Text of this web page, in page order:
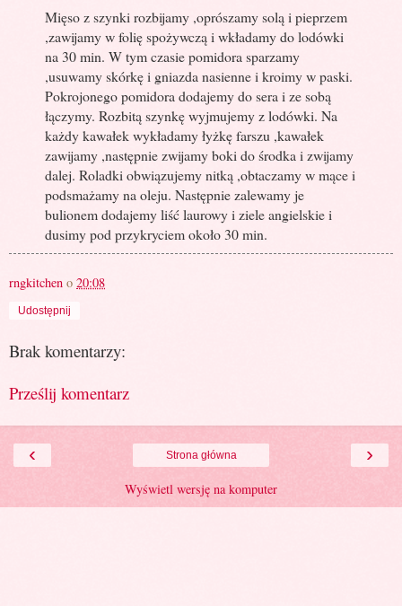
Mięso z szynki rozbijamy ,oprószamy solą i pieprzem
,zawijamy w folię spożywczą i wkładamy do lodówki
na 30 min. W tym czasie pomidora sparzamy
,usuwamy skórkę i gniazda nasienne i kroimy w paski.
Pokrojonego pomidora dodajemy do sera i ze sobą
łączymy. Rozbitą szynkę wyjmujemy z lodówki. Na
każdy kawałek wykładamy łyżkę farszu ,kawałek
zawijamy ,następnie zwijamy boki do środka i zwijamy
dalej. Roladki obwiązujemy nitką ,obtaczamy w mące i
podsmażamy na oleju. Następnie zalewamy je
bulionem dodajemy liść laurowy i ziele angielskie i
dusimy pod przykryciem około 30 min.
rngkitchen o 20:08
Udostępnij
Brak komentarzy:
Prześlij komentarz
‹ ›
Strona główna
Wyświetl wersję na komputer